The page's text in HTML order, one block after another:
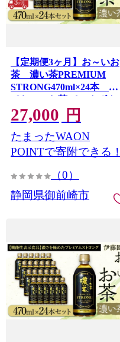
【定期便3ヶ月】お～いお
茶 濃い茶PREMIUM
STRONG470ml×24本
［おーいお茶 ペットボト
ル ケース 箱 伊藤園 静岡］
27,000 円
たまったWAON
POINTで寄附できる！
（0）
静岡県御前崎市